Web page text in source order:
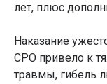
лет, плюс
Наказание
СРО привело к
травмы, гибель